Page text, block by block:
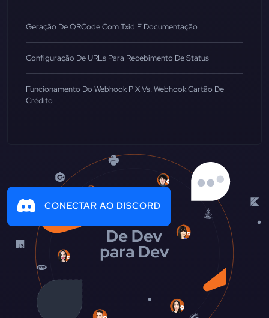
Geração De QRCode Com Txid E Documentação
Configuração De URLs Para Recebimento De Status
Funcionamento Do Webhook PIX Vs. Webhook Cartão De
Crédito
CONECTAR AO DISCORD